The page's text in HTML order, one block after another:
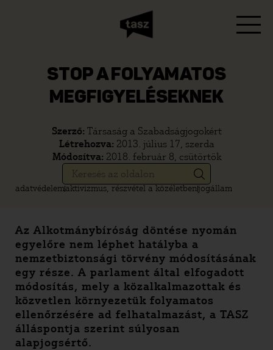
STOP A FOLYAMATOS
MEGFIGYELÉSEKNEK
Szerző: Társaság a Szabadságjogokért
Létrehozva: 2013. július 17, szerda
Módosítva: 2018. február 8, csütörtök
adatvédelemaktivizmus, részvétel a közéletbenjogállam
Az Alkotmánybíróság döntése nyomán
egyelőre nem léphet hatályba a
nemzetbiztonsági törvény módosításának
egy része. A parlament által elfogadott
módosítás, mely a közalkalmazottak és
közvetlen környezetük folyamatos
ellenőrzésére ad felhatalmazást, a TASZ
álláspontja szerint súlyosan
alapjogsértő.